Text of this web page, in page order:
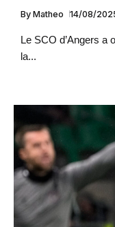
By Matheo 14/08/
Le SCO d’Angers a
la...